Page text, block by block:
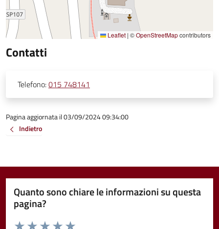
Leaflet | ©OpenStreetMapcontributors
Contatti
Telefono:015 748141
Pagina aggiornata il 03/09/2024 09:34:00
Indietro
Quanto sono chiare le informazioni su questa
pagina?
Valuta da 1 a 5 stelle la pagina